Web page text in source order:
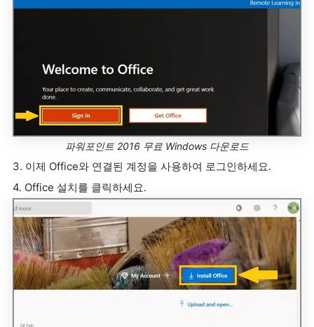
파워포인트 2016 무료 Windows 다운로드
3. 이제 Office와 연결된 계정을 사용하여 로그인하세요.
4. Office 설치를 클릭하세요.